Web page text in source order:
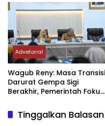
Advetorial
Wagub Reny: Masa Transisi
Darurat Gempa Sigi
Berakhir, Pemerintah Fokus
Tinggalkan Balasan